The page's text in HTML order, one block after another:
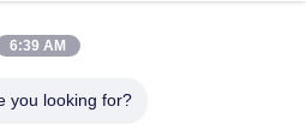
Zone, Hefei, Anhui, China
6:39 AM
you looking for?